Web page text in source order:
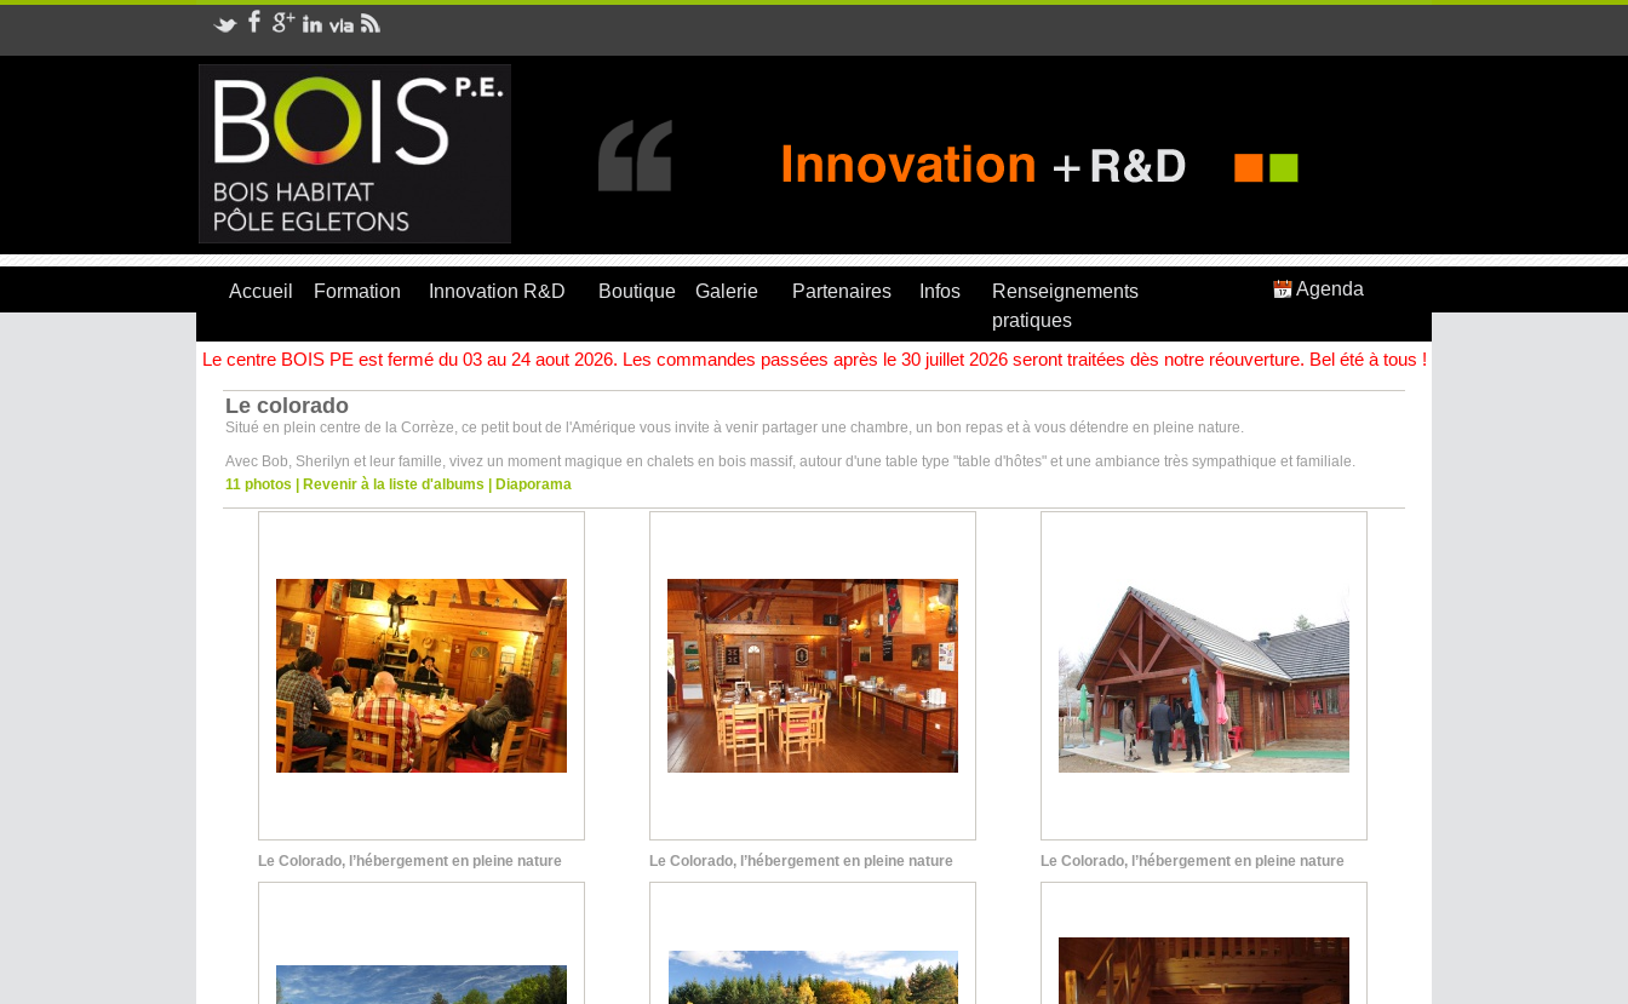
Accueil Formation Innovation R&D Boutique Galerie Partenaires Infos
Renseignements
pratiques
Agenda
Le centre BOIS PE est fermé du 03 au 24 aout 2026. Les commandes passées après le 30 juillet 2026 seront traitées dès notre réouverture. Bel été à tous !
Le colorado
Situé en plein centre de la Corrèze, ce petit bout de l'Amérique vous invite à venir partager une chambre, un bon repas et à vous détendre en pleine nature.
Avec Bob, Sherilyn et leur famille, vivez un moment magique en chalets en bois massif, autour d'une table type "table d'hôtes" et une ambiance très sympathique et familiale.
11 photos
Revenir à la liste d'albums Diaporama
Le Colorado, l’hébergement en pleine nature Le Colorado, l’hébergement en pleine nature Le Colorado, l’hébergement en pleine nature